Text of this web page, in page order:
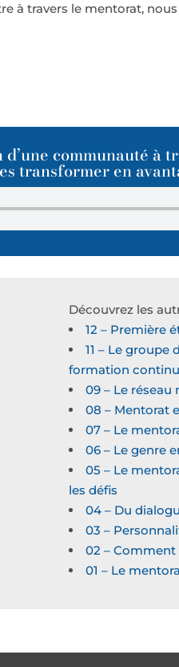
à travers le mentorat,
communauté à
transformer en
Découvrez les
12 – Première
11 – Le
formation
09 – Le
08 – Mentorat
07 – Le
06 – Le genre
05 – Le
les défis
04 – Du
03 –
02 –
01 – Le